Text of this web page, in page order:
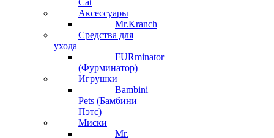
Cat
Аксессуары
Mr.Kranch
Средства для
ухода
FURminator
(Фурминатор)
Игрушки
Bambini
Pets (Бамбини
Пэтс)
Миски
Mr.